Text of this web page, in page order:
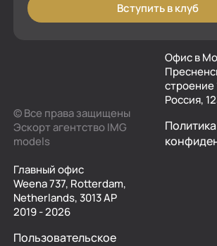
Вступить в клуб
© Все права защищены
Эскорт агентство IMG
models
Офис в
строение
Россия,
Политика
Главный офис
Weena 737, Rotterdam,
Netherlands, 3013 AP
2019 - 2026
Пользовательское